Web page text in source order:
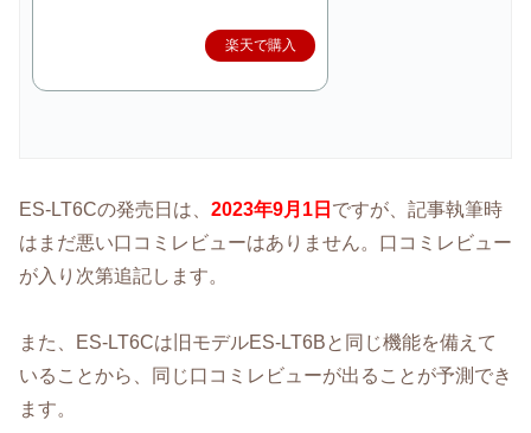
楽天で購入
ES-LT6Cの発売日は、 2023年9月1日 ですが、記事執筆時
はまだ悪い口コミレビューはありません。口コミレビュー
が入り次第追記します。
また、ES-LT6Cは旧モデルES-LT6Bと同じ機能を備えて
いることから、同じ口コミレビューが出ることが予測でき
ます。